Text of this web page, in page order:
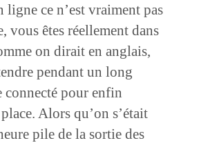
ligne ce n’est vraiment pas
vous êtes réellement dans
on dirait en anglais,
pendant un long
connecté pour enfin
Alors qu’on s’était
pile de la sortie des